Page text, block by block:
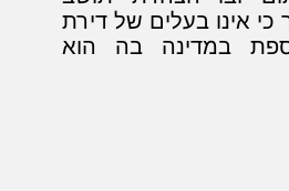
כי אינו בעלים של דירת
במדינה בה הוא